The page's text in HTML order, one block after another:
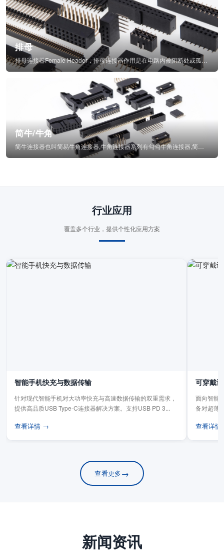
排母
排母连接器Female Header，排母连接器作用是在电路内被阻断处或孤立不通...
简牛/牛角
行业应用
覆盖多个行业，提供个性化应用方案
智能手机快充与数据传输
针对现代智能手机对大功率快充与高速数据传输的双重需求，
提供高品质USB Type-C连接器解决方案。支持USB PD 3...
查看详情 →
可穿戴
面向智能
备对超薄
查看详
查看更多→
新闻资讯